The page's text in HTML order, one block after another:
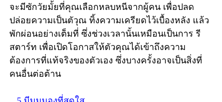
จะมีซักวัยมั้ยที่คุณเลือกหลบหนีจากผู้คน เพื่อปลด
ปล่อยความเป็นตัวุณ ทิ้งความเครียดไว้เบื้องหลัง แล้ว
พักผ่อนอย่างเต็มที่ ซึ่งช่วงเวลานั้นเหมือนเป็นการ รี
สตาร์ท เพื่อเปิดโอกาสให้ตัวคุณได้เข้าถึงความ
ต้องการที่แท้จริงของตัวเอง ซึ่งบางครั้งอาจเป็นสิ่งที่
คนอื่นต่อต้าน